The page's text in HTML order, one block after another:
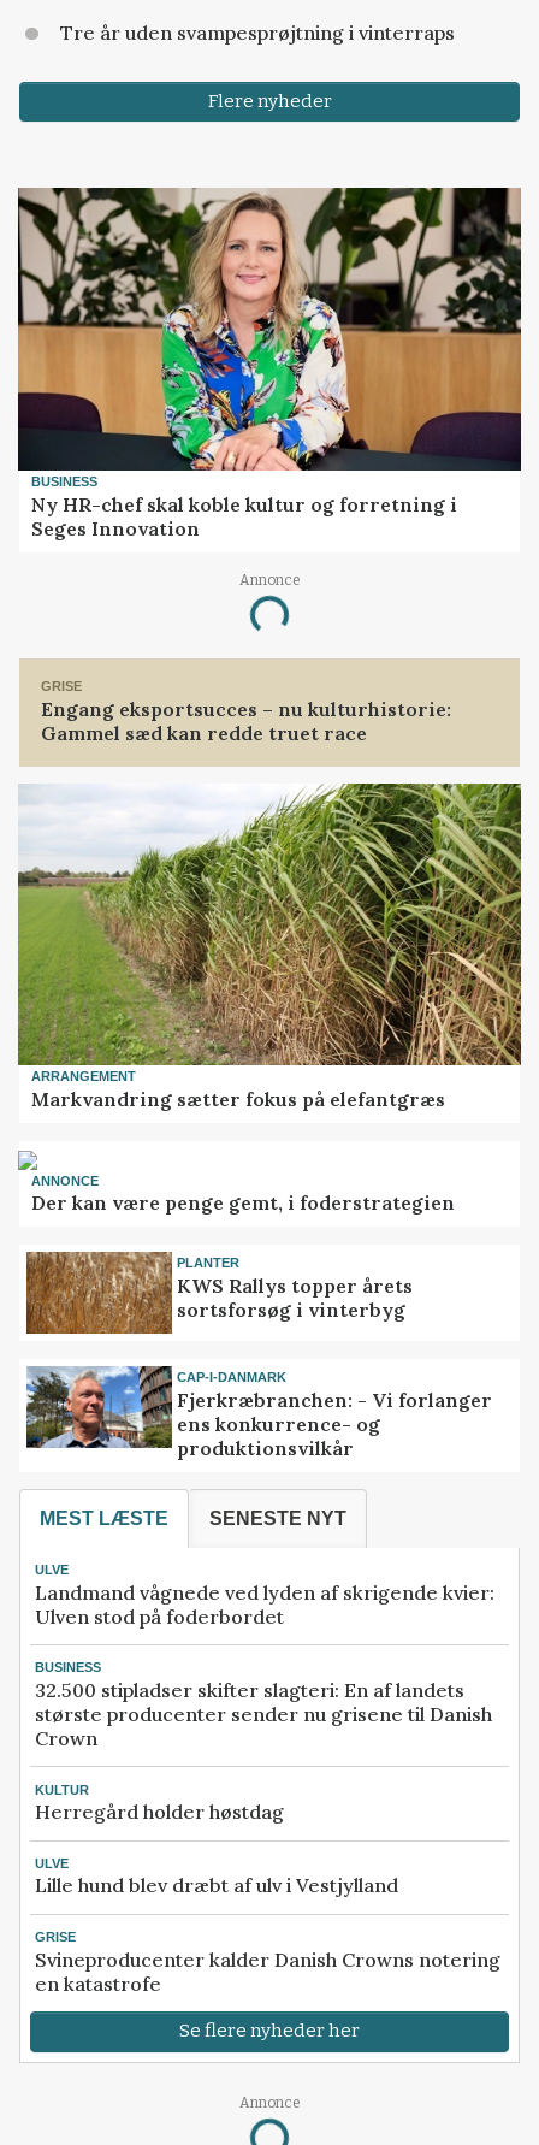
Tre år uden svampesprøjtning i vinterraps
Flere nyheder
BUSINESS
Ny HR-chef skal koble kultur og forretning i
Seges Innovation
Annonce
Loading...
GRISE
Engang eksportsucces – nu kulturhistorie:
Gammel sæd kan redde truet race
ARRANGEMENT
Markvandring sætter fokus på elefantgræs
ANNONCE
Der kan være penge gemt, i foderstrategien
PLANTER
KWS Rallys topper årets
sortsforsøg i vinterbyg
CAP-I-DANMARK
Fjerkræbranchen: - Vi forlanger
ens konkurrence- og
produktionsvilkår
MEST LÆSTE SENESTE NYT
ULVE
Landmand vågnede ved lyden af skrigende kvier:
Ulven stod på foderbordet
BUSINESS
32.500 stipladser skifter slagteri: En af landets
største producenter sender nu grisene til Danish
Crown
KULTUR
Herregård holder høstdag
ULVE
Lille hund blev dræbt af ulv i Vestjylland
GRISE
Svineproducenter kalder Danish Crowns notering
en katastrofe
Se flere nyheder her
Annonce